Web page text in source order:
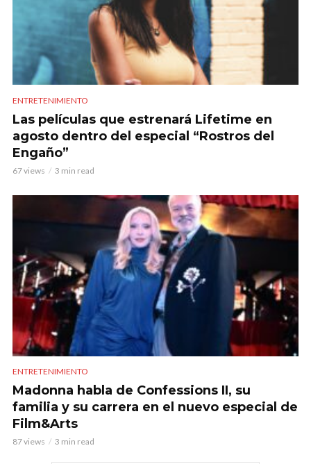
ENTRETENIMIENTO
Las películas que estrenará Lifetime en
agosto dentro del especial “Rostros del
Engaño”
67 views 3 min read
ENTRETENIMIENTO
Madonna habla de Confessions II, su
familia y su carrera en el nuevo especial de
Film&Arts
87 views 3 min read